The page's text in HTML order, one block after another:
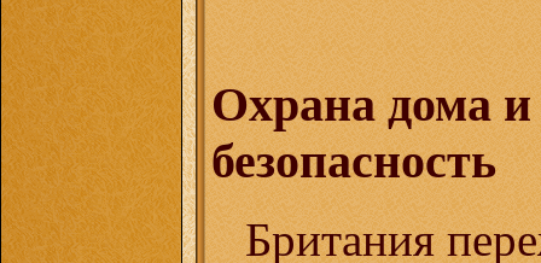
Охрана дома и
безопасность
Британия